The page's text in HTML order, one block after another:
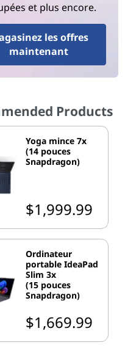
et plus encore.
les offres
maintenant
Products
Yoga mince 7x
(14 pouces
Snapdragon)
$1,999.99
Ordinateur
portable IdeaPad
Slim 3x
(15 pouces
Snapdragon)
$1,669.99